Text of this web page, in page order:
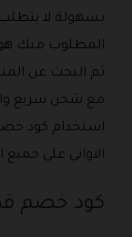
بسهولة لا
المطلوب منك هو
ثم البحث عن
مع شحن سريع
الاواني على
كود خصم قصر